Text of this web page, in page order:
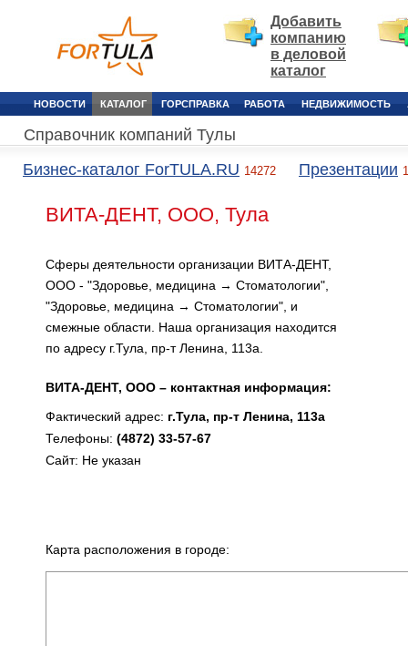
Добавить
компанию
в деловой
каталог
НОВОСТИ КАТАЛОГ ГОРСПРАВКА РАБОТА НЕДВИЖИМОСТЬ
Справочник компаний Тулы
Бизнес-каталог ForTULA.RU 14272 Презентации
ВИТА-ДЕНТ, ООО, Тула
Сферы деятельности организации ВИТА-ДЕНТ,
ООО - "Здоровье, медицина → Стоматологии",
"Здоровье, медицина → Стоматологии", и
смежные области. Наша организация находится
по адресу г.Тула, пр-т Ленина, 113а.
ВИТА-ДЕНТ, ООО – контактная информация:
Фактический адрес: г.Тула, пр-т Ленина, 113а
Телефоны: (4872) 33-57-67
Сайт: Не указан
Карта расположения в городе: